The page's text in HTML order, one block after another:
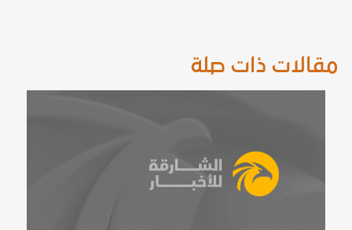
مقالات ذات صلة